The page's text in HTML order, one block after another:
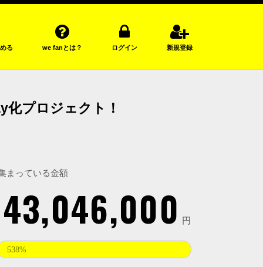
る we fanとは？ ログイン 新規登録
プロジェクト！
まっている金額
43,046,000 円
538%